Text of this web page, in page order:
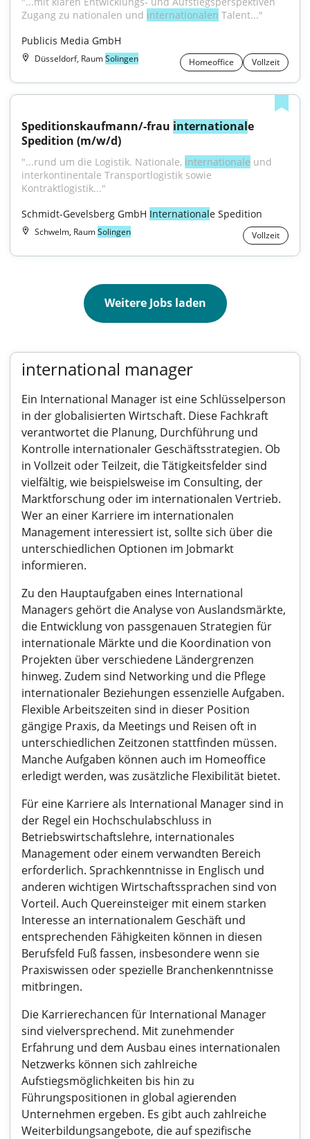
Zugang zu nationalen und internationalen Talent..."
Publicis Media GmbH
Düsseldorf, RaumSolingen Homeoffice Vollzeit
Speditionskaufmann/-frau internationale
Spedition (m/w/d)
"...rund um die Logistik. Nationale, internationale und
interkontinentale Transportlogistik sowie
Kontraktlogistik..."
Schmidt-Gevelsberg GmbH Internationale Spedition
Schwelm, RaumSolingen Vollzeit
Weitere Jobs laden
international manager
Ein International Manager ist eine Schlüsselperson
in der globalisierten Wirtschaft. Diese Fachkraft
verantwortet die Planung, Durchführung und
Kontrolle internationaler Geschäftsstrategien. Ob
in Vollzeit oder Teilzeit, die Tätigkeitsfelder sind
vielfältig, wie beispielsweise im Consulting, der
Marktforschung oder im internationalen Vertrieb.
Wer an einer Karriere im internationalen
Management interessiert ist, sollte sich über die
unterschiedlichen Optionen im Jobmarkt
informieren.
Zu den Hauptaufgaben eines International
Managers gehört die Analyse von Auslandsmärkte,
die Entwicklung von passgenauen Strategien für
internationale Märkte und die Koordination von
Projekten über verschiedene Ländergrenzen
hinweg. Zudem sind Networking und die Pflege
internationaler Beziehungen essenzielle Aufgaben.
Flexible Arbeitszeiten sind in dieser Position
gängige Praxis, da Meetings und Reisen oft in
unterschiedlichen Zeitzonen stattfinden müssen.
Manche Aufgaben können auch im Homeoffice
erledigt werden, was zusätzliche Flexibilität bietet.
Für eine Karriere als International Manager sind in
der Regel ein Hochschulabschluss in
Betriebswirtschaftslehre, internationales
Management oder einem verwandten Bereich
erforderlich. Sprachkenntnisse in Englisch und
anderen wichtigen Wirtschaftssprachen sind von
Vorteil. Auch Quereinsteiger mit einem starken
Interesse an internationalem Geschäft und
entsprechenden Fähigkeiten können in diesen
Berufsfeld Fuß fassen, insbesondere wenn sie
Praxiswissen oder spezielle Branchenkenntnisse
mitbringen.
Die Karrierechancen für International Manager
sind vielversprechend. Mit zunehmender
Erfahrung und dem Ausbau eines internationalen
Netzwerks können sich zahlreiche
Aufstiegsmöglichkeiten bis hin zu
Führungspositionen in global agierenden
Unternehmen ergeben. Es gibt auch zahlreiche
Weiterbildungsangebote, die auf spezifische